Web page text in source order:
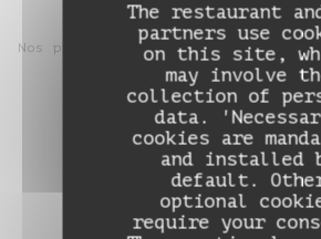
The restaurant
partners use
on this site,
may involve
collection of
data.
cookies are
and installed
default.
optional
require your
Nos produits sont bio ou
locales